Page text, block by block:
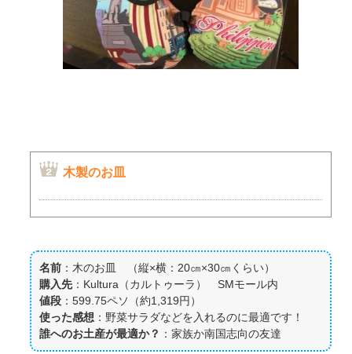
木製のお皿
名前 ：木のお皿 （縦×横：20㎝×30㎝くらい）
購入先 ：Kultura（カルトゥーラ） SMモール内
値段 ：599.75ペソ（約1,319円）
使った感想 ：野菜サラダなどを入れるのに最適です！
誰へのお土産が最適か？ ：家族か南国志向の友達